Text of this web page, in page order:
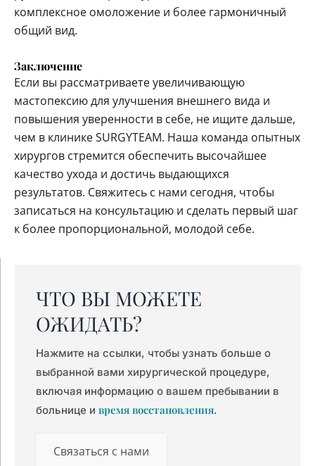
комплексное омоложение и более гармоничный
общий вид.
Заключение
Если вы рассматриваете увеличивающую
мастопексию для улучшения внешнего вида и
повышения уверенности в себе, не ищите дальше,
чем в клинике SURGYTEAM. Наша команда опытных
хирургов стремится обеспечить высочайшее
качество ухода и достичь выдающихся
результатов. Свяжитесь с нами сегодня, чтобы
записаться на консультацию и сделать первый шаг
к более пропорциональной, молодой себе.
ЧТО ВЫ МОЖЕТЕ
ОЖИДАТЬ?
Нажмите на ссылки, чтобы узнать больше о
выбранной вами хирургической процедуре,
включая информацию о вашем пребывании в
больнице и время восстановления.
Связаться с нами